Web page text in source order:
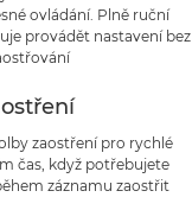
ovládání. Plně ruční
provádět nastavení bez
zaostření pro rychlé
čas, když potřebujete
záznamu zaostřit